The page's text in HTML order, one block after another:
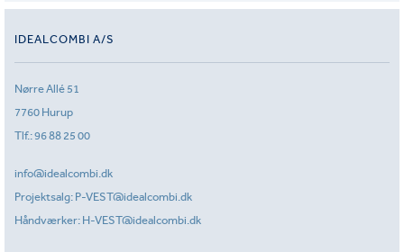
IDEALCOMBI A/S
Nørre Allé 51
7760 Hurup
Tlf.:96 88 25 00
info@idealcombi.dk
Projektsalg: P-VEST@idealcombi.dk
Håndværker: H-VEST@idealcombi.dk